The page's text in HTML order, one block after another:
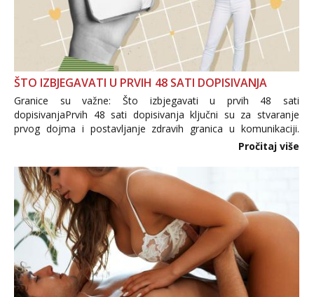
ŠTO IZBJEGAVATI U PRVIH 48 SATI DOPISIVANJA
Granice su važne: Što izbjegavati u prvih 48 sati
dopisivanjaPrvih 48 sati dopisivanja ključni su za stvaranje
prvog dojma i postavljanje zdravih granica u komunikaciji.
Važno je izbjeći prebrzo otkrivanje osobnih ili intimnih
informacija, jer nepoznata osoba još nije zaslužila to
povjerenje. Takođe...
Pročitaj više